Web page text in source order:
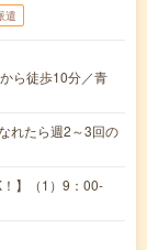
遣
ら徒歩10分／青
れたら週2～3回の
！】（1）9：00-